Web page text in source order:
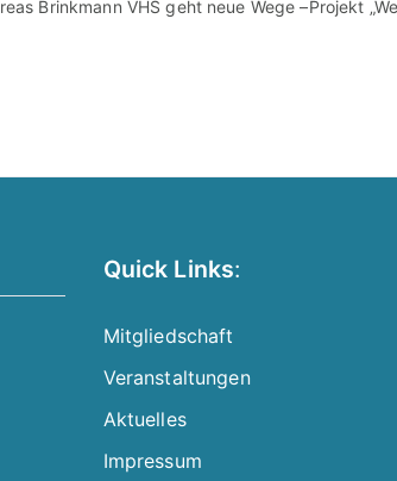
Brinkmann VHS geht neue Wege –Projekt
Quick Links:
Mitgliedschaft
Veranstaltungen
Aktuelles
Impressum